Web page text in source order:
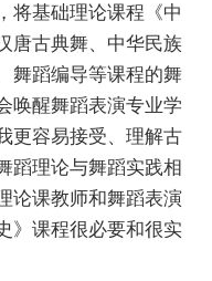
将基础理论课程《中
唐古典舞、中华民族
舞蹈编导等课程的舞
唤醒舞蹈表演专业学
更容易接受、理解古
蹈理论与舞蹈实践相
论课教师和舞蹈表演
》课程很必要和很实